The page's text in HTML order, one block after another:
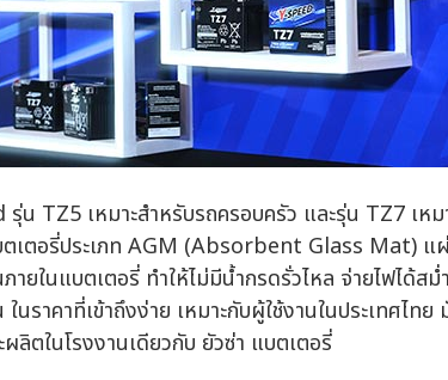
TZ5 เหมาะสำหรับรถครอบครัว และรุ่น TZ7 เหม
ตเตอรี่ประเภท AGM (Absorbent Glass Mat) แ
ายในแบตเตอรี่ ทำให้ไม่มีน้ำกรดรั่วไหล จ่ายไฟได้ส
นราคาที่เข้าถึงง่าย เหมาะกับผู้ใช้งานในประเทศไท
ผลิตในโรงงานเดียวกับ ยัวซ่า แบตเตอรี่